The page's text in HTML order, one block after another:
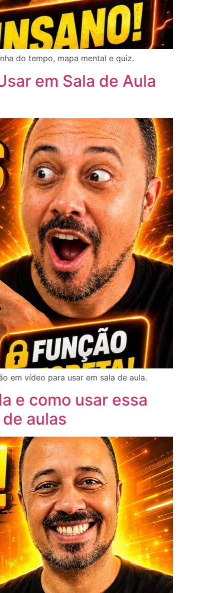
do tempo, mapa mental e quiz.
em Sala de Aula
em vídeo para usar em sala de aula.
e como usar essa
aulas